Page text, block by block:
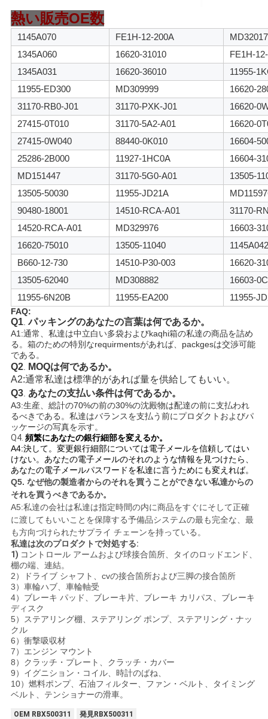
バ
シ
ー
ポ
リ
シ
ー
熱い販売OE数
1145A070 FE1H-12-200A
1345A060
16620-31010
FE1H-
1345A031
16620-36010
11955-
11955-ED300
MD309999
16620-
31170-RB0-J01
31170-PXK-J01
16620-
27415-0T010
31170-5A2-A01
16620-
27415-0W040
88440-0K010
16604-
25286-2B000
11927-1HC0A
16604-
MD151447
31170-5G0-A01
13505-
13505-50030
11955-JD21A
90480-18001
14510-RCA-A01
31170-
14520-RCA-A01
MD329976
16603-
16620-75010
13505-11040
1145A042
B660-12-730
14510-P30-003
16620-
13505-62040
MD308882
16603-
11955-6N20B
11955-EA200 11955-
FAQ:
Q1.パッキングのあなたの言葉は何であるか。
A1:通常、私達は中立白い多袋およびkaqhi箱の私達の商品を詰め
る。箱のための特別なrequirmentsがあれば、packgesは交渉可能
である。
Q2. MOQは何であるか。
A2:通常私達は標準的があれば量を供給してもいい。
Q3. あなたの支払い条件は何であるか。
A3:生産、総計の70%の前の30%の沈殿物は配達の前に支払われ
るべきである。 私達はバランスを支払う前にプロダクトおよびパ
ッケージの写真を示す。
Q4. 頻繁にあなたの銀行細部を変えるか。
A4:決して。変更銀行細部については電子メールを信頼してはい
けない。 あなたの電子メールのそれのような情報を見つけたら、
あなたの電子メールパスワードを私達に言うためにも変えれば。
Q5. なぜ他の製造者からのそれを買うことができない私達からの
それを買うべきであるか。
A5:私達の会社は私達は指定時間の内に商品をすぐにそして正確
に渡してもいいことを保障する予備品システムの最も完全な、最
も方向づけられたサプライ チェーンを持っている。
私達は次のプロダクトで対処する:
1) コントロール アームおよび球接合箇所、タイのロッドエンド、
棚の端、連結。
2）ドライブ シャフト、cvの接合箇所および三脚の接合箇所
3）車輪ハブ、車輪軸受
4）ブレーキ パッド、ブレーキ片、ブレーキ カリパス、ブレーキ
ディスク
5）ステアリング棚、ステアリング ポンプ、ステアリング・ナッ
クル
6）衝撃吸収材
7）エンジン マウント
8）クラッチ・プレート、クラッチ・カバー
9）イグニション・コイル、時計のばね、
10）燃料ポンプ、石油フィルター、ファン・ベルト、タイミング
ベルト、テンショナーの滑車。
OEM RBX500311
発見RBX500311